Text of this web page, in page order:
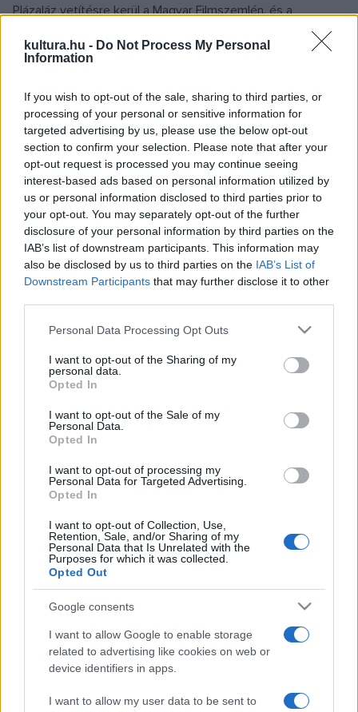
kultura.hu - Do Not Process My Personal
Information
If you wish to opt-out of the sale, sharing to third parties, or
processing of your personal or sensitive information for
targeted advertising by us, please use the below opt-out
section to confirm your selection. Please note that after your
opt-out request is processed you may continue seeing
interest-based ads based on personal information utilized by
us or personal information disclosed to third parties prior to
your opt-out. You may separately opt-out of the further
disclosure of your personal information by third parties on the
IAB’s list of downstream participants. This information may
also be disclosed by us to third parties on the IAB’s List of
Downstream Participants that may further disclose it to other
Please note that this website/app uses one or more Google
not limited to your visit or usage behaviour. You may click to
grant or deny consent to Google and its third-party tags to
use your data for below specified purposes in below Google
consent section.
Personal Data Processing Opt Outs
I want to opt-out of the Sharing of my
personal data.
Opted In
I want to opt-out of the Sale of my
Personal Data.
Opted In
I want to opt-out of processing my
Personal Data for Targeted Advertising.
Opted In
I want to opt-out of Collection, Use,
Retention, Sale, and/or Sharing of my
Personal Data that Is Unrelated with the
Purposes for which it was collected.
Opted Out
Google consents
I want to allow Google to enable storage
related to advertising like cookies on web or
device identifiers in apps.
I want to allow my user data to be sent to
Plázaláz vetítésre kerül a Magyar Filmszemlén, és a
Képei rendszeresen szerepelnek a Sajtófotó kiállításokon.
Szegeden és Zentán voltak láthatóak a képei.
Jelenleg szabadúszóként színházi és táncfotográfiákat
készít, több lapnak fényképez, illetve DVD-ket, plakátokat,
szórólapokat tervez.
Díjai:
2000 Veszprémi Összművészeti Fesztivál ? Magyar
Fotóriporterek Társasága különdíja
2001 Veszprémi Összművészeti Fesztivál ? Legjobb
kollekció díja
Főiskolán.
Ezt követően a Markó Iván vezette Győri Balett
szólótáncosa.
Később balettet, modern és jazztáncot tanul Torontóban,
A Helsinki City Theatre, majd a Finn Nemzeti Opera
szólótáncosa.
Megalakítja és vezeti a La Dance Company-t.
2002-ben kinevezik a Magyar Színház- Filmművészeti
Egyetem Mozgástanszékének élére.
Liszt- és Harangozó-díjas, Érdemes művész.
A kiállítást megnyitja: Tasnádi Csaba igazgató
Díszvendég: Ladányi Andrea táncművész és Dusa Gábor